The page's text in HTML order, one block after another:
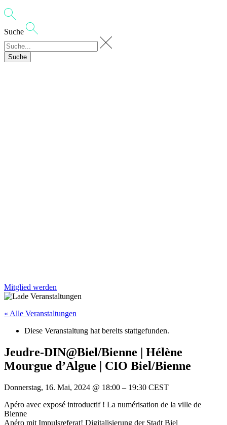
Suche
Suche
Mitglied werden
« Alle Veranstaltungen
Diese Veranstaltung hat bereits stattgefunden.
Jeudre-DIN@Biel/Bienne | Hélène
Mourgue d’Algue | CIO Biel/Bienne
Donnerstag, 16. Mai, 2024 @ 18:00 – 19:30 CEST
Apéro avec exposé introductif ! La numérisation de la ville de
Bienne
Apéro mit Impulsreferat! Digitalisierung der Stadt Biel